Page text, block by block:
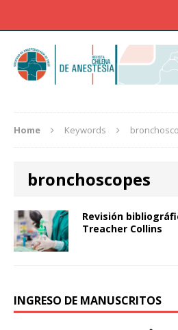
Home Keywords
bronchoscopes
Revisión
Treacher Collins
INGRESO DE MANUSCRITOS